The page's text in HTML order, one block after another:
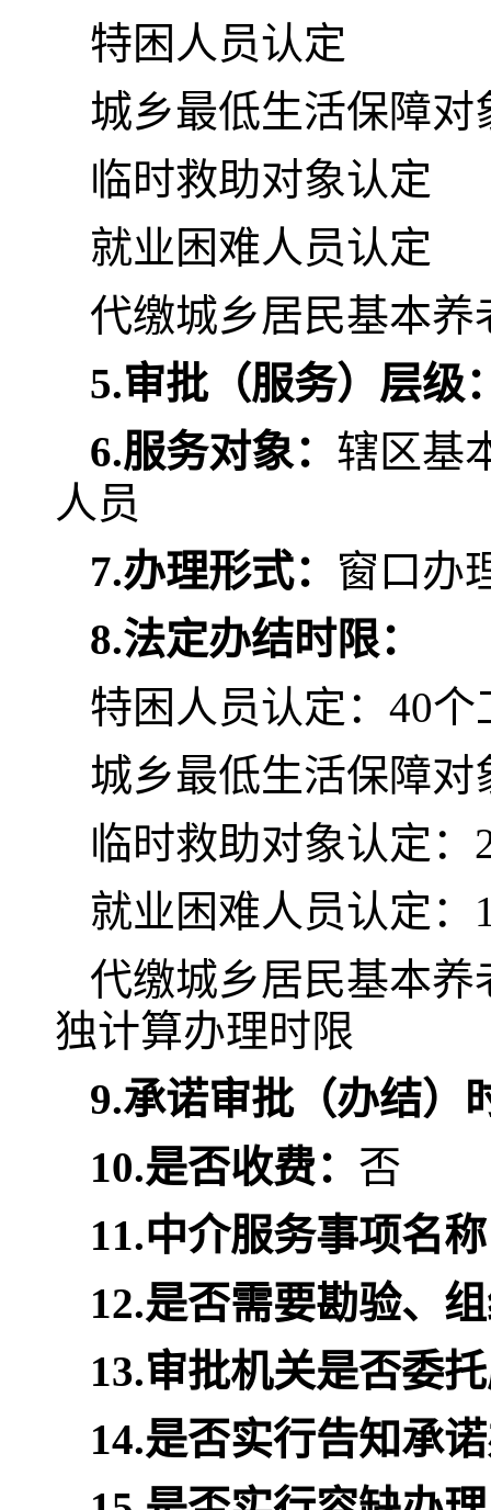
特困人员认定
城乡最低生活保障对
临时救助对象认定
就业困难人员认定
代缴城乡居民基本养
5.审批（服务）层级
6.服务对象： 辖区基
人员
7.办理形式： 窗口办
8.法定办结时限：
特困人员认定：40个
城乡最低生活保障
临时救助对象认定：
就业困难人员认定：
代缴城乡居民基本
独计算办理时限
9.承诺审批（办结）
10.是否收费： 否
11.中介服务事项名
12.是否需要勘验、
13.审批机关是否委
14.是否实行告知承